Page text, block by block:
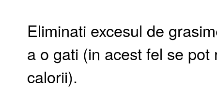
Eliminati excesul de
a o gati (in acest fel se
calorii).